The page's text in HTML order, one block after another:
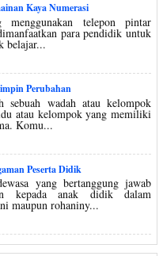
Kaya Numerasi
telepon pintar
para pendidik untuk
belajar...
Perubahan
sebuah wadah atau kelompok
atau kelompok yang memiliki
Komu...
Peserta Didik
yang bertanggung jawab
kepada anak didik dalam
maupun rohaniny...